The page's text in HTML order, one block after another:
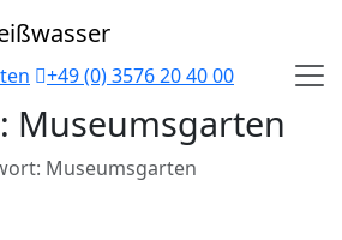
+49 (0) 3576 20 40 00
Museumsgarten
Museumsgarten